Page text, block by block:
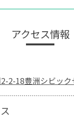
アクセス情報
2-18豊洲シビック